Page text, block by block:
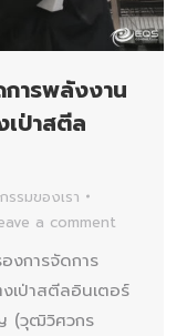
ารพลังงาน
ป่าสตีล
รรมของเรา
a comment
งการจัดการ
ป่าสตีลอินเตอร์
(วุฒิวิศวกร